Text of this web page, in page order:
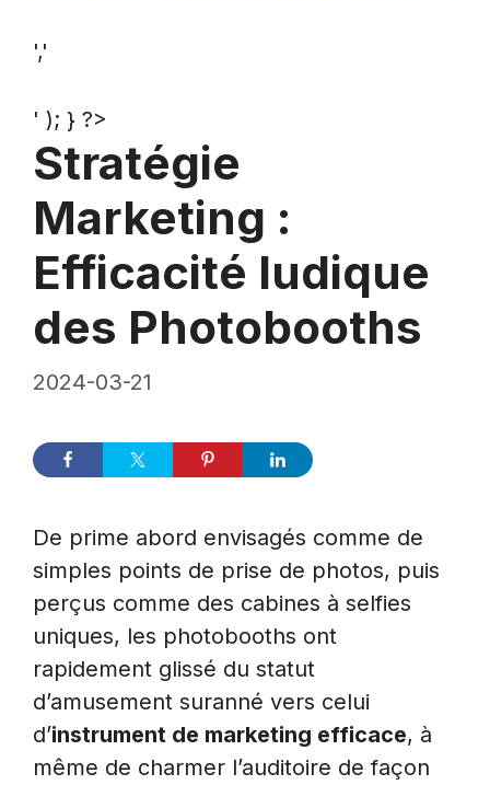
','
' ); } ?>
Stratégie
Marketing :
Efficacité ludique
des Photobooths
2024-03-21
De prime abord envisagés comme de
simples points de prise de photos, puis
perçus comme des cabines à selfies
uniques, les photobooths ont
rapidement glissé du statut
d’amusement suranné vers celui
d’instrument de marketing efficace, à
même de charmer l’auditoire de façon